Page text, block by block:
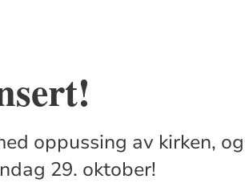
oppussing av kirken,
29. oktober!